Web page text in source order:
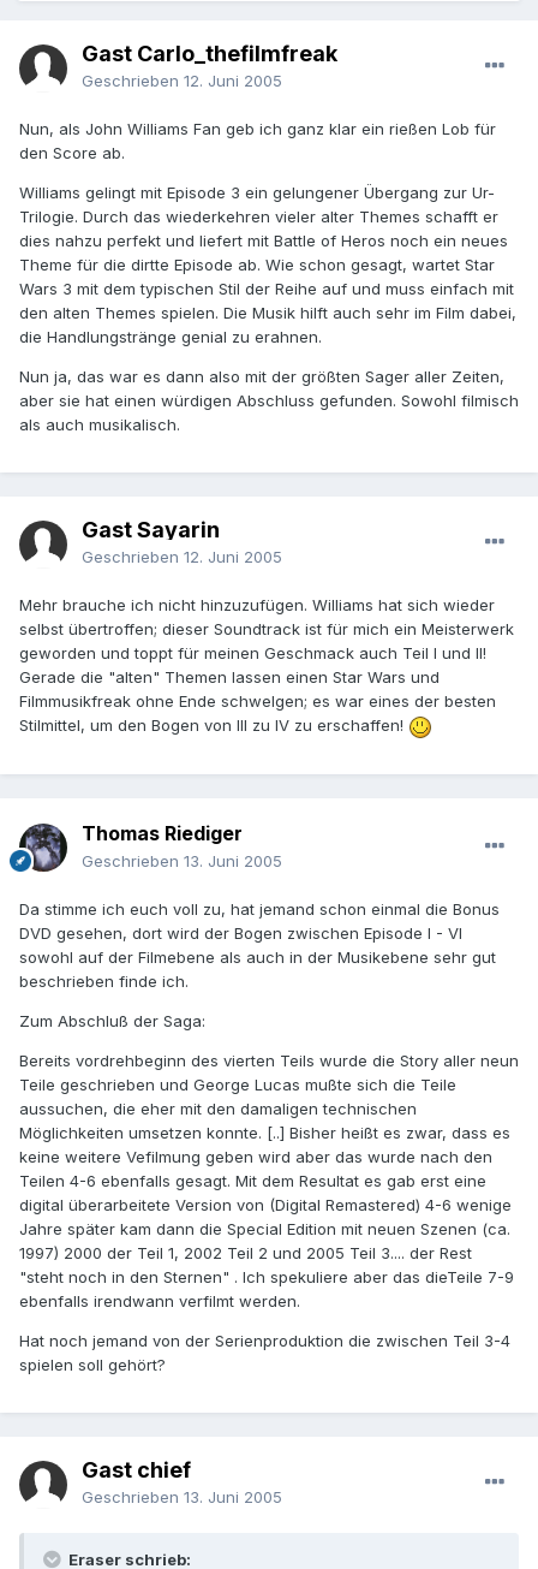
Gast Carlo_thefilmfreak
Geschrieben 12. Juni 2005
Nun, als John Williams Fan geb ich ganz klar ein rießen Lob für
den Score ab.
Williams gelingt mit Episode 3 ein gelungener Übergang zur Ur-
Trilogie. Durch das wiederkehren vieler alter Themes schafft er
dies nahzu perfekt und liefert mit Battle of Heros noch ein neues
Theme für die dirtte Episode ab. Wie schon gesagt, wartet Star
Wars 3 mit dem typischen Stil der Reihe auf und muss einfach mit
den alten Themes spielen. Die Musik hilft auch sehr im Film dabei,
die Handlungstränge genial zu erahnen.
Nun ja, das war es dann also mit der größten Sager aller Zeiten,
aber sie hat einen würdigen Abschluss gefunden. Sowohl filmisch
als auch musikalisch.
Gast Sayarin
Geschrieben 12. Juni 2005
Mehr brauche ich nicht hinzuzufügen. Williams hat sich wieder
selbst übertroffen; dieser Soundtrack ist für mich ein Meisterwerk
geworden und toppt für meinen Geschmack auch Teil I und II!
Gerade die "alten" Themen lassen einen Star Wars und
Filmmusikfreak ohne Ende schwelgen; es war eines der besten
Stilmittel, um den Bogen von III zu IV zu erschaffen!
Thomas Riediger
Geschrieben 13. Juni 2005
Da stimme ich euch voll zu, hat jemand schon einmal die Bonus
DVD gesehen, dort wird der Bogen zwischen Episode I - VI
sowohl auf der Filmebene als auch in der Musikebene sehr gut
beschrieben finde ich.
Zum Abschluß der Saga:
Bereits vordrehbeginn des vierten Teils wurde die Story aller neun
Teile geschrieben und George Lucas mußte sich die Teile
aussuchen, die eher mit den damaligen technischen
Möglichkeiten umsetzen konnte. [..] Bisher heißt es zwar, dass es
keine weitere Vefilmung geben wird aber das wurde nach den
Teilen 4-6 ebenfalls gesagt. Mit dem Resultat es gab erst eine
digital überarbeitete Version von (Digital Remastered) 4-6 wenige
Jahre später kam dann die Special Edition mit neuen Szenen (ca.
1997) 2000 der Teil 1, 2002 Teil 2 und 2005 Teil 3.... der Rest
"steht noch in den Sternen" . Ich spekuliere aber das dieTeile 7-9
ebenfalls irendwann verfilmt werden.
Hat noch jemand von der Serienproduktion die zwischen Teil 3-4
spielen soll gehört?
Gast chief
Geschrieben 13. Juni 2005
Eraser schrieb: